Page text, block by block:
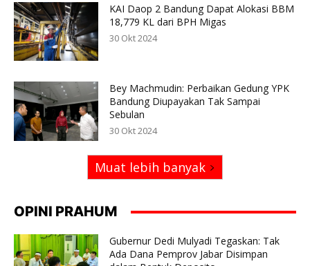
KAI Daop 2 Bandung Dapat Alokasi BBM
18,779 KL dari BPH Migas
30 Okt 2024
Bey Machmudin: Perbaikan Gedung YPK
Bandung Diupayakan Tak Sampai
Sebulan
30 Okt 2024
Muat lebih banyak
OPINI PRAHUM
Gubernur Dedi Mulyadi Tegaskan: Tak
Ada Dana Pemprov Jabar Disimpan